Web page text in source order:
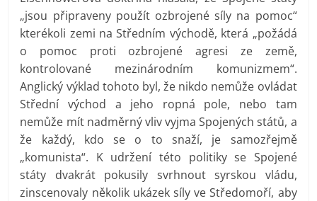
„jsou připraveny použít ozbrojené síly na pomoc“
kterékoli zemi na Středním východě, která „požádá
o pomoc proti ozbrojené agresi ze země,
kontrolované mezinárodním komunizmem“.
Anglický výklad tohoto byl, že nikdo nemůže ovládat
Střední východ a jeho ropná pole, nebo tam
nemůže mít nadměrný vliv vyjma Spojených států, a
že každý, kdo se o to snaží, je samozřejmě
„komunista“. K udržení této politiky se Spojené
státy dvakrát pokusily svrhnout syrskou vládu,
zinscenovaly několik ukázek síly ve Středomoří, aby